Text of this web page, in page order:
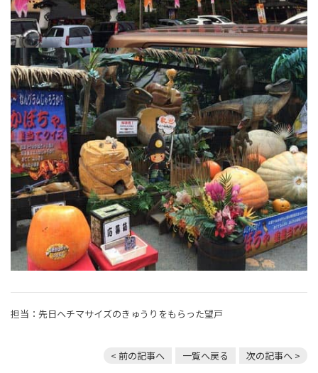
担当：先日ヘチマサイズのきゅうりをもらった望戸
< 前の記事へ 一覧へ戻る 次の記事へ >